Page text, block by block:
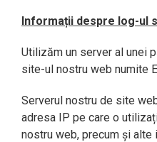
Informații despre log-ul
Utilizăm un server al unei
site-ul nostru web numite
Serverul nostru de site
adresa IP pe care o
nostru web, precum și